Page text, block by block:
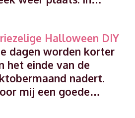
Halloween DIY
dagen worden korter
het einde van de
nadert.
mij een goede…